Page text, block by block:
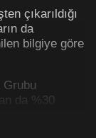
çıkarıldığı
da
bilgiye göre
Grubu
da %30